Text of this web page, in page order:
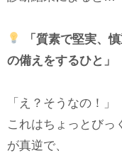
「質素で堅実、
の備えをするひと」
「え？そうなの！」
これはちょっとびっ
が真逆で、